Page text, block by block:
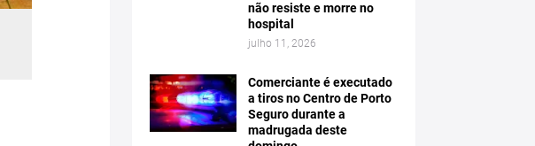
não resiste e morre no
hospital
julho 11, 2026
Comerciante é executado
a tiros no Centro de Porto
Seguro durante a
madrugada deste